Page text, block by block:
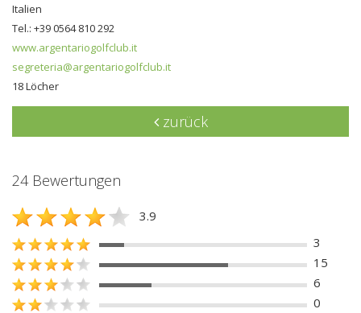
Italien
Tel.: +39 0564 810 292
www.argentariogolfclub.it
segreteria@argentariogolfclub.it
18 Löcher
zurück
24 Bewertungen
3.9
3
15
6
0